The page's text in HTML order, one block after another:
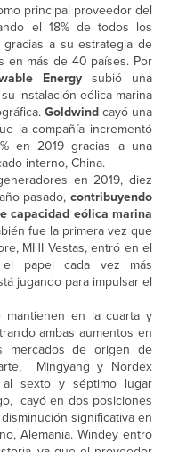
principal proveedor del
el 18% de todos los
a su estrategia de
en más de 40 países. Por
Energy subió una
instalación eólica marina
Goldwindcayó una
la compañía incrementó
en 2019 gracias a una
interno, China.
en 2019, diez
pasado, contribuyendo
capacidad eólica marina
fue la primera vez que
MHI Vestas, entró en el
el papel cada vez más
jugando para impulsar el
mantienen en la cuarta y
ambas aumentos en
mercados de origen de
Mingyang y Nordex
al sexto y séptimo lugar
cayó en dos posiciones
significativa en
Alemania. Windey entró